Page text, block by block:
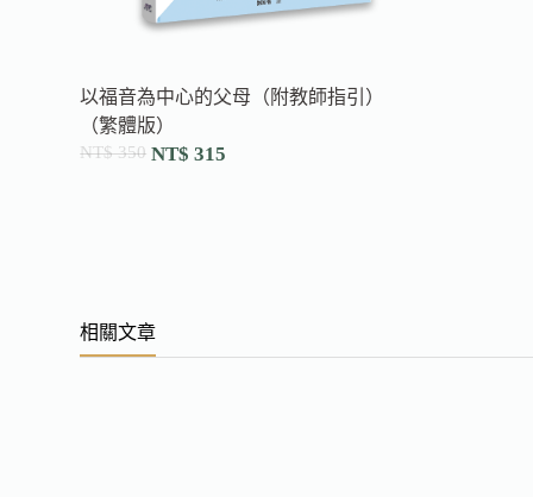
以福音為中心的父母（附教師指引）
（繁體版）
NT$350 NT$ 315
相關文章